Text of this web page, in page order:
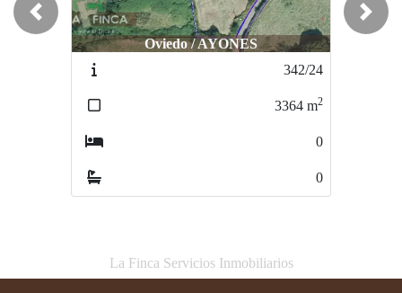
Oviedo / AYONES
342/24
3364m2
Oviedo / San Esteban de las Cruces
Previous Next
La Finca Servicios Inmobiliarios